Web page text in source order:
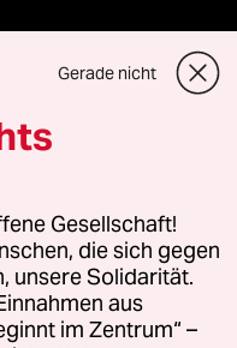
oder für Genehmigungen
Richtlinien
Gerade nicht
Gesellschaft!
die sich gegen
unsere Solidarität.
aus
im Zentrum“ –